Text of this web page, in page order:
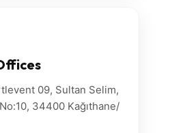
09, Sultan Selim,
34400 Kağıthane/